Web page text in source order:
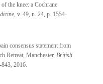
the knee: a Cochrane
, v. 49, n. 24, p. 1554-
consensus statement from
Retreat, Manchester. British
2016.